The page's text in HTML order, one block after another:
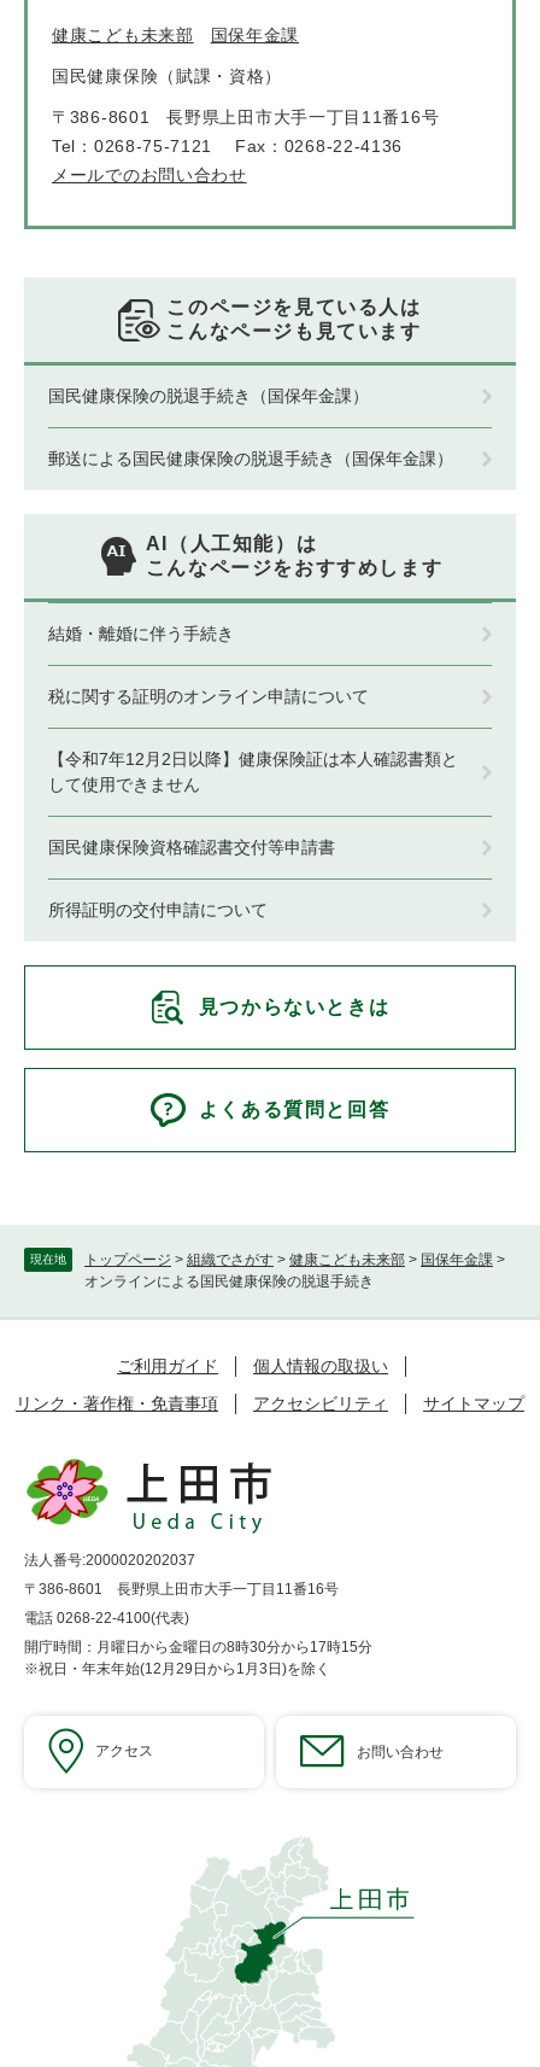
現在地 トップページ > 組織でさがす > 健康こども未来部 > 国保年金課 >
オンラインによる国民健康保険の脱退手続き
健康こども未来部 国保年金課
国民健康保険（賦課・資格）
〒386-8601
長野県上田市大手一丁目11番16号
Tel：0268-75-7121
Fax：0268-22-4136
メールでのお問い合わせ
このページを見ている人は
こんなページも見ています
国民健康保険の脱退手続き（国保年金課）
郵送による国民健康保険の脱退手続き（国保年金課）
AI（人工知能）は
こんなページをおすすめします
結婚・離婚に伴う手続き
税に関する証明のオンライン申請について
【令和7年12月2日以降】健康保険証は本人確認書類と
して使用できません
国民健康保険資格確認書交付等申請書
所得証明の交付申請について
見つからないときは
よくある質問と回答
ご利用ガイド
個人情報の取扱い
リンク・著作権・免責事項
アクセシビリティ サイトマップ
法人番号:2000020202037
〒386-8601 長野県上田市大手一丁目11番16号
電話 0268-22-4100(代表)
開庁時間：月曜日から金曜日の8時30分から17時15分
※祝日・年末年始(12月29日から1月3日)を除く
アクセス お問い合わせ